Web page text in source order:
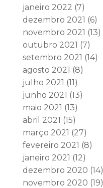
janeiro 2022 (7)
dezembro 2021 (6)
novembro 2021 (13)
outubro 2021 (7)
setembro 2021 (14)
agosto 2021 (8)
julho 2021 (11)
junho 2021 (13)
maio 2021 (13)
abril 2021 (15)
março 2021 (27)
fevereiro 2021 (8)
janeiro 2021 (12)
dezembro 2020 (14)
novembro 2020 (19)